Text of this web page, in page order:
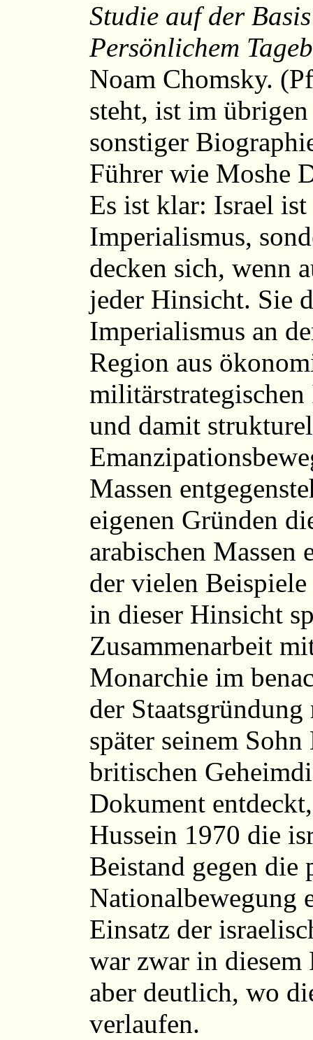
Studie auf der
Persönlichem
Noam Chomsky.
steht, ist im
sonstiger
Führer wie Moshe
Es ist klar: Israel
Imperialismus,
decken sich, wenn
jeder Hinsicht. Sie
Imperialismus an
Region aus
militärstrategischen
und damit
Massen
eigenen Gründen
arabischen Massen
der vielen
in dieser Hinsicht
Zusammenarbeit
Monarchie im
der
später seinem
britischen
Dokument
Hussein 1970 die
Beistand gegen die
Nationalbewegung
Einsatz der
war zwar in
aber deutlich, wo
verlaufen.